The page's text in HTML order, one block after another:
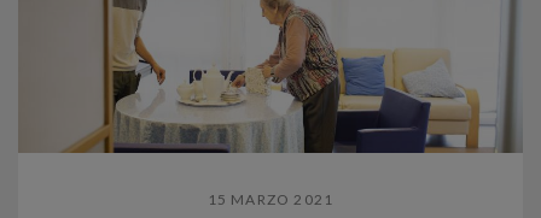
15 MARZO 2021